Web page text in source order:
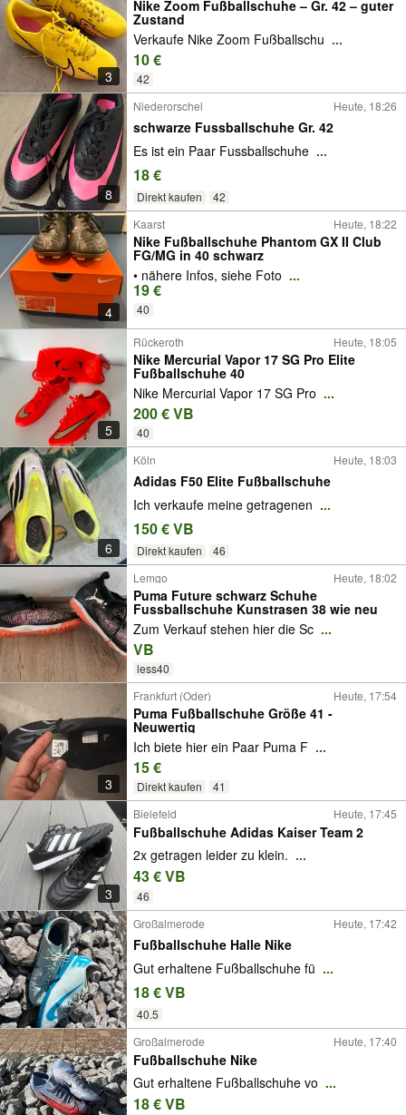
3
Nike Zoom Fußballschuhe – Gr. 42 – guter
Zustand
Verkaufe Nike Zoom Fußballschu ...
10 €
42
8
Niederorschel Heute, 18:26
schwarze Fussballschuhe Gr. 42
Es ist ein Paar Fussballschuhe ...
18 €
Direkt kaufen 42
4
Kaarst Heute, 18:22
Nike Fußballschuhe Phantom GX II Club
FG/MG in 40 schwarz
• nähere Infos, siehe Foto ...
19 €
40
5
Rückeroth Heute, 18:05
Nike Mercurial Vapor 17 SG Pro Elite
Fußballschuhe 40
Nike Mercurial Vapor 17 SG Pro ...
200 € VB
40
6
Köln Heute, 18:03
Adidas F50 Elite Fußballschuhe
Ich verkaufe meine getragenen ...
150 € VB
Direkt kaufen
46
Lemgo
Heute, 18:02
Puma Future schwarz Schuhe
Fussballschuhe Kunstrasen 38 wie neu
Zum Verkauf stehen hier die Sc ...
VB
less40
3
Frankfurt (Oder) Heute, 17:54
Puma Fußballschuhe Größe 41 -
Neuwertig
Ich biete hier ein Paar Puma F ...
15 €
Direkt kaufen 41
3
Bielefeld Heute, 17:45
Fußballschuhe Adidas Kaiser Team 2
2x getragen leider zu klein. ...
43 € VB
46
Großalmerode
Heute, 17:42
Fußballschuhe Halle Nike
Gut erhaltene Fußballschuhe fü ...
18 € VB
40.5
Großalmerode
Heute, 17:40
Fußballschuhe Nike
Gut erhaltene Fußballschuhe vo ...
18 € VB